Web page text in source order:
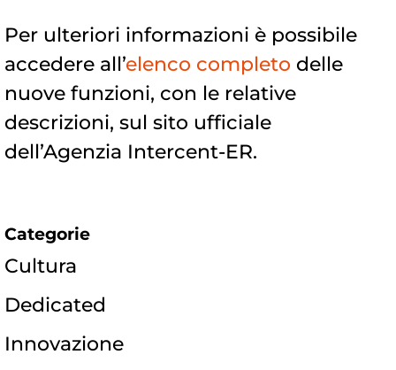
Per ulteriori informazioni è possibile
accedere all’elenco completo delle
nuove funzioni, con le relative
descrizioni, sul sito ufficiale
dell’Agenzia Intercent-ER.
Categorie
Cultura
Dedicated
Innovazione